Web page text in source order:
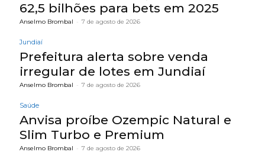
62,5 bilhões para bets em 2025
Anselmo Brombal - 7 de agosto de 2026
Jundiaí
Prefeitura alerta sobre venda
irregular de lotes em Jundiaí
Anselmo Brombal - 7 de agosto de 2026
Saúde
Anvisa proíbe Ozempic Natural e
Slim Turbo e Premium
Anselmo Brombal - 7 de agosto de 2026